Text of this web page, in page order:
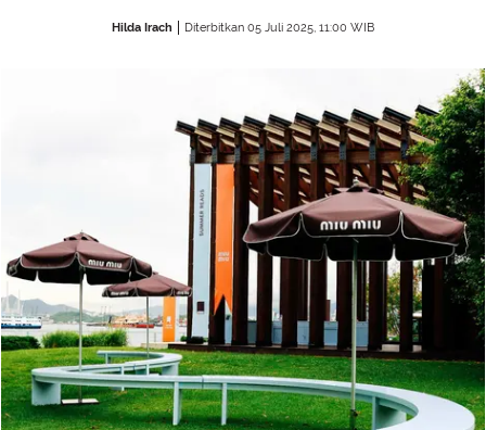
Hilda Irach Diterbitkan 05 Juli 2025, 11:00 WIB